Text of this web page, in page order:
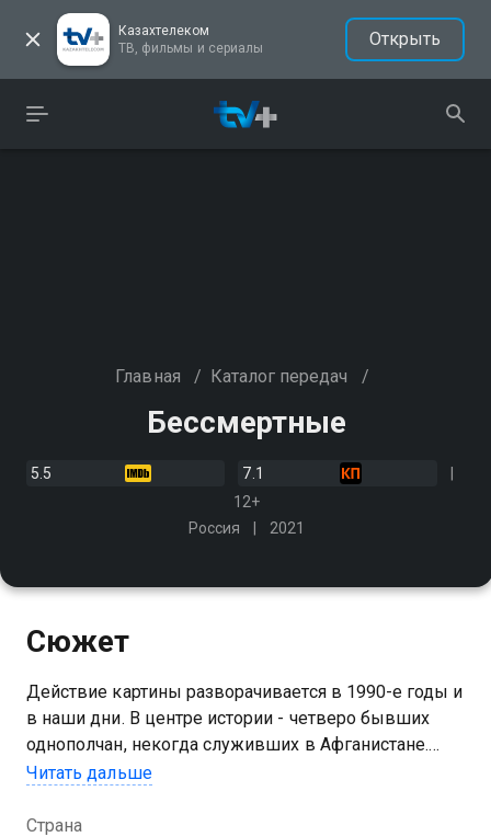
Казахтелеком
ТВ, фильмы и сериалы
Открыть
Главная / Каталог передач /
Бессмертные
5.5
7.1
12+
Россия
2021
Сюжет
Действие картины разворачивается в 1990-е годы и
в наши дни. В центре истории - четверо бывших
однополчан, некогда служивших в Афганистане.
Вернувшись домой, они столкнулись с новой
крайне непросто
Читать дальше
Страна